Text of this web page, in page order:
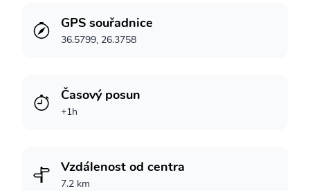
GPS souřadnice
36.5799, 26.3758
Časový posun
+1h
Vzdálenost od centra
7.2 km